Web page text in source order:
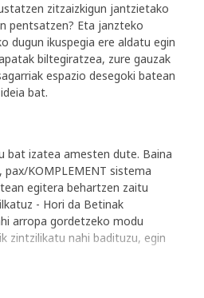
zitzaizkigun jantzietako
pentsatzen? Eta janzteko
dugun ikuspegia ere aldatu egin
biltegiratzea, zure gauzak
espazio desegoki batean
bat.
bat izatea amesten dute. Baina
KOMPLEMENT sistema
egitera behartzen zaitu
- Hori da Betinak
arropa gordetzeko modu
zintzilikatu nahi badituzu, egin